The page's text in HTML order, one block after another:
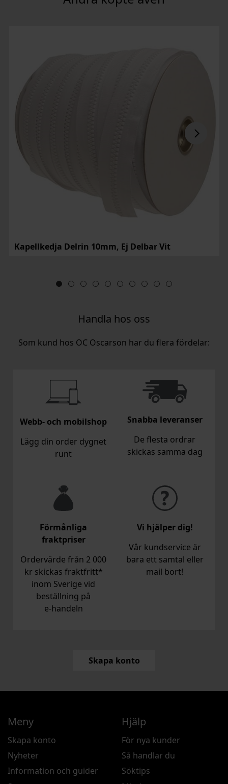
Kapellkedja Delrin 10mm, Ej Delbar Vit
Handla hos oss
Som kund hos OC Oscarson har du flera fördelar:
Webb- och mobilshop
Lägg din order dygnet
runt
Snabba leveranser
De flesta ordrar
skickas samma dag
Förmånliga
fraktpriser
Ordervärde från 2 000
kr skickas fraktfritt*
inom Sverige vid
beställning på
e‑handeln
Vi hjälper dig!
Vår kundservice är
bara ett samtal eller
mail bort!
Skapa konto
Meny
Skapa konto
Nyheter
Information och guider
Hjälp
För nya kunder
Så handlar du
Söktips